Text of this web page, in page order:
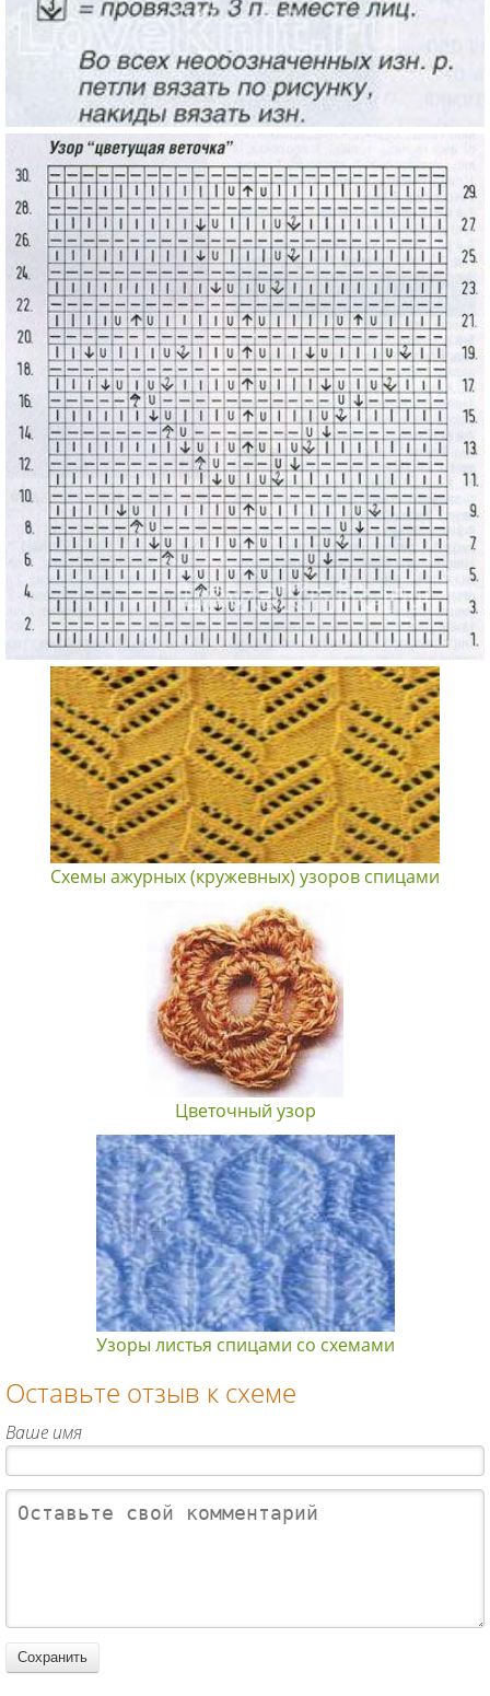
Схемы ажурных (кружевных) узоров спицами
Цветочный узор
Узоры листья спицами со схемами
Оставьте отзыв к схеме
Ваше имя